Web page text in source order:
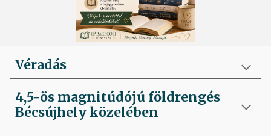
Véradás
4,5-ös magnitúdójú földrengés
Bécsújhely közelében